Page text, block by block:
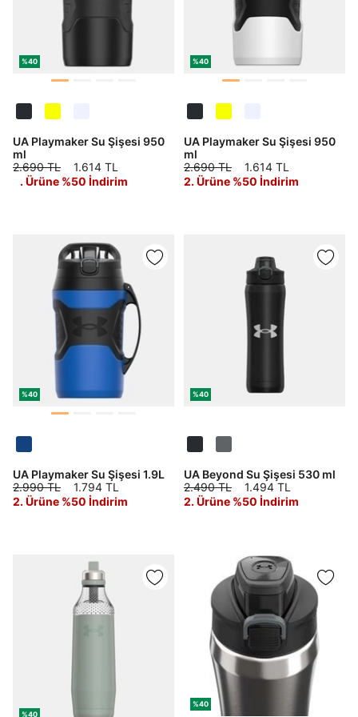
%40
UA Playmaker Su Şişesi 950
ml
2.690 TL
1.614 TL
2. Ürüne %50 İndirim
%40
UA Playmaker Su Şişesi 950
ml
2.690 TL
1.614 TL
2. Ürüne %50 İndirim
%40
UA Playmaker Su Şişesi 1.9L
2.990 TL
1.794 TL
2. Ürüne %50 İndirim
%40
UA Beyond Su Şişesi 530 ml
2.490 TL
1.494 TL
2. Ürüne %50 İndirim
%40
%40
Daha hızlı ödeme. Hızlı sipariş takibi.
Giriş Yap Kayıt Ol
göster
Şifremi Unuttum